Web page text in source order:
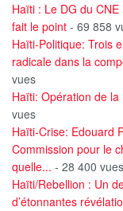
Haïti : Le DG du
fait le point - 69 858
Haïti-Politique: Trois
radicale dans la
vues
Haïti: Opération de la
vues
Haïti-Crise: Edouard
Commission pour le
quelle... - 28 400 vues
Haïti/Rebellion : Un
d’étonnantes